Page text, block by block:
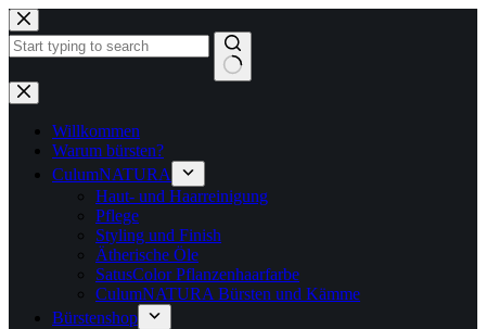
Zum
Inhalt
springen
Keine
Ergebnisse
Willkommen
Warum bürsten?
CulumNATURA
Haut- und Haarreinigung
Pflege
Styling und Finish
Ätherische Öle
SatusColor Pflanzenhaarfarbe
CulumNATURA Bürsten und Kämme
Bürstenshop